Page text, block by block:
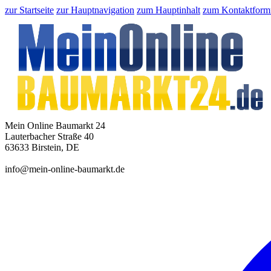
zur Startseite zur Hauptnavigation zum Hauptinhalt zum
Mein Online Baumarkt 24
Lauterbacher Straße 40
63633 Birstein, DE
info@mein-online-baumarkt.de